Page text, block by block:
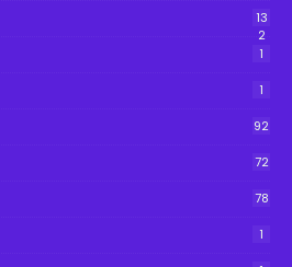
13
2
1
1
92
72
78
1